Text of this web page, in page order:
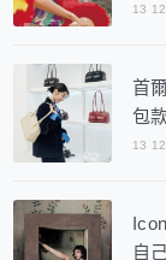
13
首
包
13
自